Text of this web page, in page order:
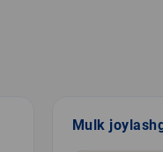
Mulk